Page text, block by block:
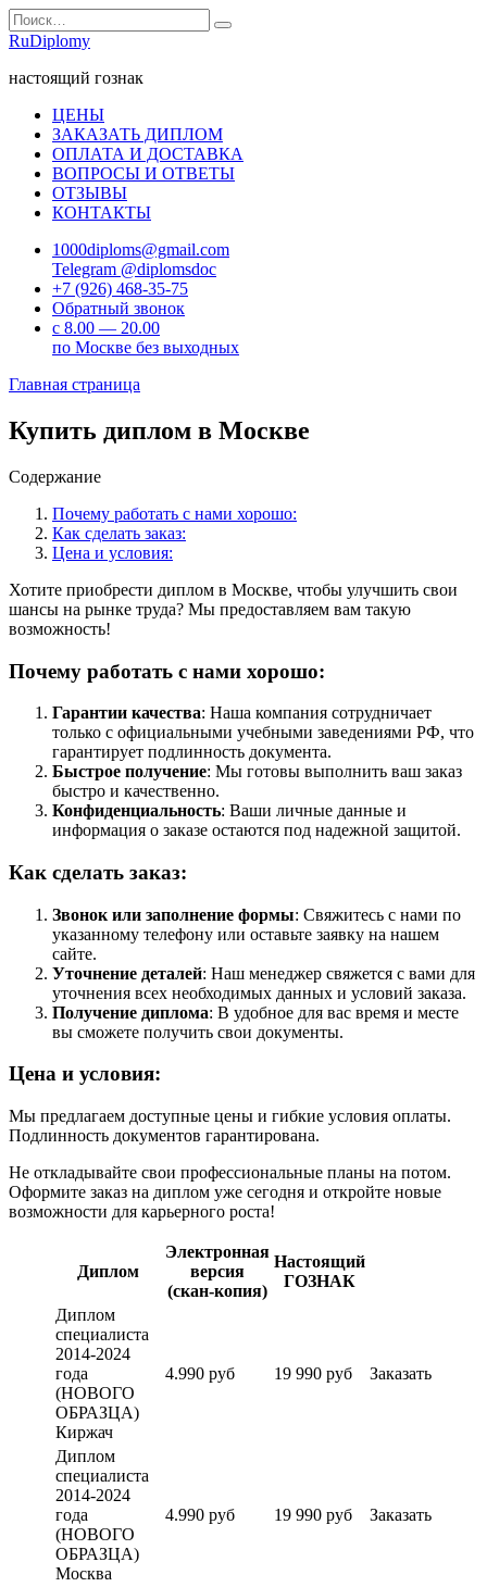
Перейти
к
содержанию
Search
for:
RuDiplomy
настоящий гознак
ЦЕНЫ
ЗАКАЗАТЬ ДИПЛОМ
ОПЛАТА И ДОСТАВКА
ВОПРОСЫ И ОТВЕТЫ
ОТЗЫВЫ
КОНТАКТЫ
1000diploms@gmail.com
Telegram @diplomsdoc
+7 (926) 468-35-75
Обратный звонок
с 8.00 — 20.00
по Москве без выходных
Главная страница
Купить диплом в Москве
Содержание
Почему работать с нами хорошо:
Как сделать заказ:
Цена и условия:
Хотите приобрести диплом в Москве, чтобы улучшить свои
шансы на рынке труда? Мы предоставляем вам такую
возможность!
Почему работать с нами хорошо:
Гарантии качества: Наша компания сотрудничает
только с официальными учебными заведениями РФ, что
гарантирует подлинность документа.
Быстрое получение: Мы готовы выполнить ваш заказ
быстро и качественно.
Конфиденциальность: Ваши личные данные и
информация о заказе остаются под надежной защитой.
Как сделать заказ:
Звонок или заполнение формы: Свяжитесь с нами по
указанному телефону или оставьте заявку на нашем
сайте.
Уточнение деталей: Наш менеджер свяжется с вами для
уточнения всех необходимых данных и условий заказа.
Получение диплома: В удобное для вас время и месте
вы сможете получить свои документы.
Цена и условия:
Мы предлагаем доступные цены и гибкие условия оплаты.
Подлинность документов гарантирована.
Не откладывайте свои профессиональные планы на потом.
Оформите заказ на диплом уже сегодня и откройте новые
возможности для карьерного роста!
Диплом
Электронная
версия
(скан-копия)
Настоящий
ГОЗНАК
Диплом
специалиста
2014-2024
года
(НОВОГО
ОБРАЗЦА)
Киржач
4.990 руб 19 990 руб Заказать
Диплом
специалиста
2014-2024
года
(НОВОГО
ОБРАЗЦА)
Москва
4.990 руб 19 990 руб Заказать